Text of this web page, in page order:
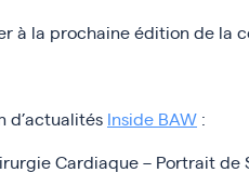
à la prochaine édition de la
d’actualités Inside BAW :
Cardiaque – Portrait